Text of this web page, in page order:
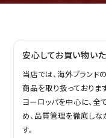
安心してお買い物い
当店では、海外ブラン
商品を取り扱っております
ヨーロッパを中心に、
め、品質管理を徹底し
す。